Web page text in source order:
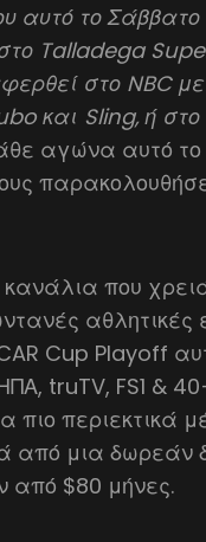
αυτό το
Talladega
στο NBC
και Sling, ή
αγώνα αυτό το
κανάλια που
Cup Playoff
truTV, FS1 &
πιο περιεκτικά
από μια δωρεάν
από $80 μήνες.